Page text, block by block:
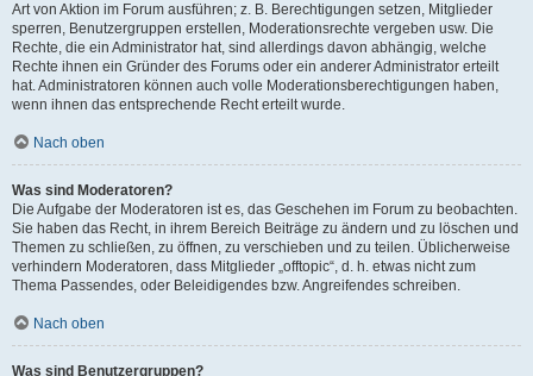
Art von Aktion im Forum ausführen; z. B. Berechtigungen setzen, Mitglieder
sperren, Benutzergruppen erstellen, Moderationsrechte vergeben usw. Die
Rechte, die ein Administrator hat, sind allerdings davon abhängig, welche
Rechte ihnen ein Gründer des Forums oder ein anderer Administrator erteilt
hat. Administratoren können auch volle Moderationsberechtigungen haben,
wenn ihnen das entsprechende Recht erteilt wurde.
Nach oben
Was sind Moderatoren?
Die Aufgabe der Moderatoren ist es, das Geschehen im Forum zu beobachten.
Sie haben das Recht, in ihrem Bereich Beiträge zu ändern und zu löschen und
Themen zu schließen, zu öffnen, zu verschieben und zu teilen. Üblicherweise
verhindern Moderatoren, dass Mitglieder „offtopic“, d. h. etwas nicht zum
Thema Passendes, oder Beleidigendes bzw. Angreifendes schreiben.
Nach oben
Was sind Benutzergruppen?